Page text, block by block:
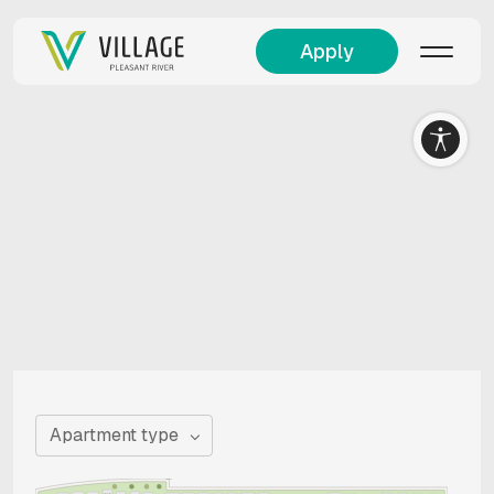
Apply
Apartment type